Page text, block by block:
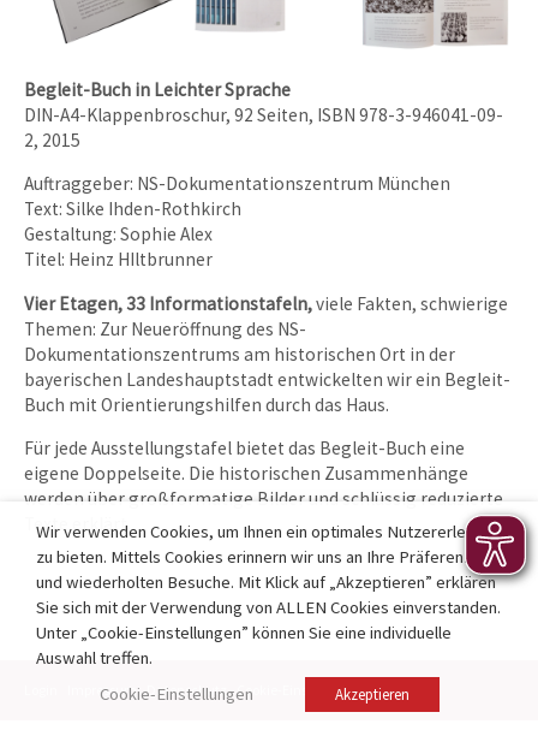
Begleit-Buch in Leichter Sprache
DIN-A4-Klappenbroschur, 92 Seiten, ISBN 978-3-946041-09-
2, 2015
Auftraggeber: NS-Dokumentationszentrum München
Text: Silke Ihden-Rothkirch
Gestaltung: Sophie Alex
Titel: Heinz HIltbrunner
Vier Etagen, 33 Informationstafeln,viele Fakten, schwierige
Themen: Zur Neueröffnung des NS-
Dokumentationszentrums am historischen Ort in der
bayerischen Landeshauptstadt entwickelten wir ein Begleit-
Buch mit Orientierungshilfen durch das Haus.
Für jede Ausstellungstafel bietet das Begleit-Buch eine
eigene Doppelseite. Die historischen Zusammenhänge
werden über großformatige Bilder und schlüssig reduzierte
Texte erklärt.
Impressum Datenschutz Cookie-Einstellungen Kontakt
Wir verwenden Cookies, um Ihnen ein optimales Nutzererlebnis
zu bieten. Mittels Cookies erinnern wir uns an Ihre Präferenzen
und wiederholten Besuche. Mit Klick auf „Akzeptieren” erklären
Sie sich mit der Verwendung von ALLEN Cookies einverstanden.
Unter „Cookie-Einstellungen” können Sie eine individuelle
Auswahl treffen.
Cookie-Einstellungen
Akzeptieren